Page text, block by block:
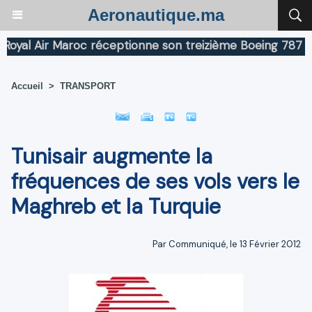
Aeronautique.ma
Air Maroc réceptionne son treizième Boeing 787
Accueil > TRANSPORT
Tunisair augmente la
fréquences de ses vols vers le
Maghreb et la Turquie
Par Communiqué, le 13 Février 2012